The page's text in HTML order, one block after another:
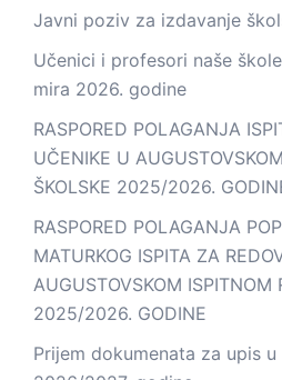
Javni poziv za izdavanje
Učenici i profesori naše
mira 2026. godine
RASPORED POLAGANJA
UČENIKE U
ŠKOLSKE 2025/2026.
RASPORED POLAGANJA
MATURKOG ISPITA ZA
AUGUSTOVSKOM ISPITNOM
2025/2026. GODINE
Prijem dokumenata za upis